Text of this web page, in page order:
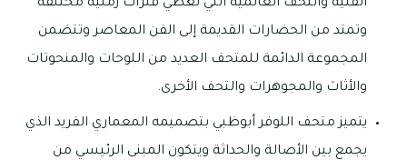
الفنية والتحف العالمية التي تغطي فترات زمنية مختلفة
وتمتد من الحضارات القديمة إلى الفن المعاصر وتتضمن
المجموعة الدائمة للمتحف العديد من اللوحات والمنحوتات
والأثاث والمجوهرات والتحف الأخرى.
يتميز متحف اللوفر أبوظبي بتصميمه المعماري الفريد الذي
يجمع بين الأصالة والحداثة ويتكون المبنى الرئيسي من